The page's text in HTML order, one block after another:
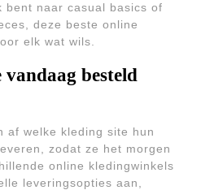
bent naar casual basics of
deze beste online
elk wat wils.
besteld
af welke kleding site hun
zodat ze het morgen
online kledingwinkels
leveringsopties aan,